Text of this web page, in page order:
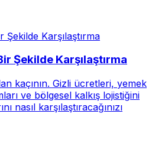
Şekilde Karşılaştırma
kaçının. Gizli ücretleri, yemek
ve bölgesel kalkış lojistiğini
nasıl karşılaştıracağınızı